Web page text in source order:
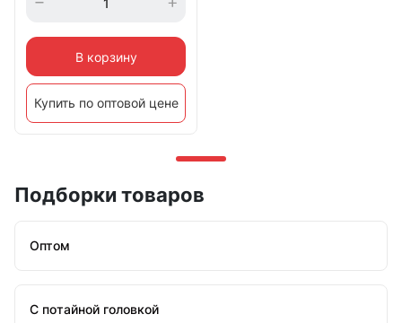
В корзину
Купить по оптовой цене
Подборки товаров
Оптом
С потайной головкой